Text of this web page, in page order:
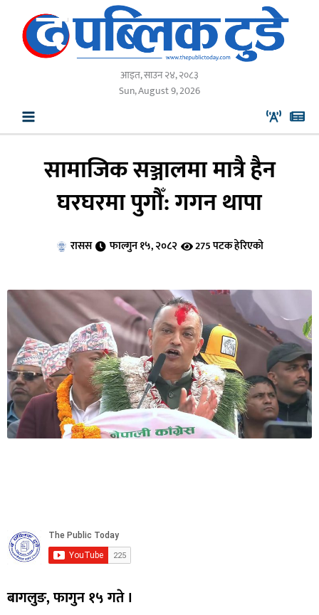
content
आइत, साउन २४, २०८३
Sun, August 9, 2026
सामाजिक सञ्जालमा मात्रै हैन
घरघरमा पुगौँ: गगन थापा
रासस फाल्गुन १५, २०८२ 275 पटक हेरिएको
बागलुङ, फागुन १५ गते ।